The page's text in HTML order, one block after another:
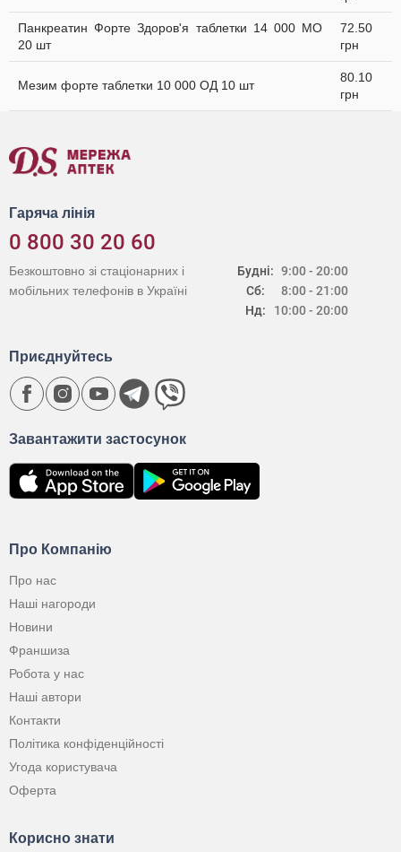
Панкреатин Форте Здоров'я таблетки 14 000 МО
20 шт
72.50
грн
Мезим форте таблетки 10 000 ОД 10 шт
80.10
грн
Гаряча лінія
0 800 30 20 60
Будні:
Сб:
Нд:
9:00 - 20:00
8:00 - 21:00
10:00 - 20:00
Безкоштовно зі стаціонарних і
мобільних телефонів в Україні
Про Компанію
Про нас
Наші нагороди
Новини
Франшиза
Робота у нас
Наші автори
Контакти
Політика конфіденційності
Угода користувача
Оферта
Корисно знати
Завантажити застосунок
Приєднуйтесь